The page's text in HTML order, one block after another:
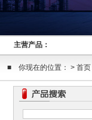
主营产品：
■ 你现在的位置： > 首页